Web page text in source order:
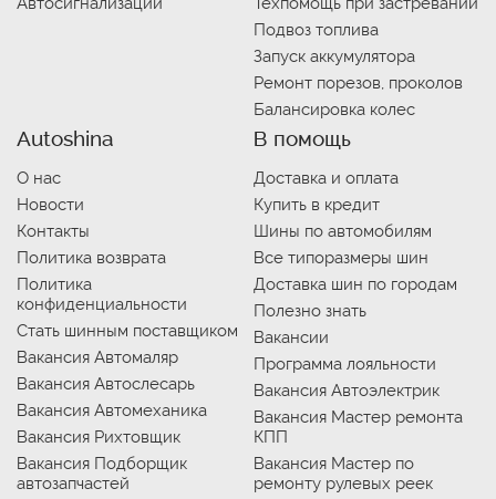
Подвоз топлива
Запуск аккумулятора
Ремонт порезов, проколов
Балансировка колес
Autoshina
О нас
Новости
Контакты
Политика возврата
Политика
конфиденциальности
Стать шинным поставщиком
Вакансия Автомаляр
Вакансия Автослесарь
Вакансия Автомеханика
Вакансия Рихтовщик
Вакансия Подборщик
автозапчастей
В помощь
Доставка и оплата
Купить в кредит
Шины по автомобилям
Все типоразмеры шин
Доставка шин по городам
Полезно знать
Вакансии
Программа лояльности
Вакансия Автоэлектрик
Вакансия Мастер ремонта
КПП
Вакансия Мастер по
ремонту рулевых реек